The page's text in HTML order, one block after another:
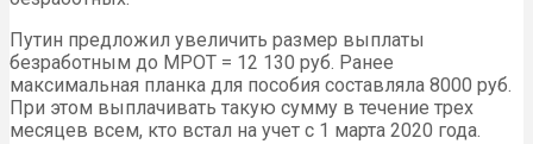
Путин предложил увеличить размер выплаты
безработным до МРОТ = 12 130 руб. Ранее
максимальная планка для пособия составляла 8000 руб.
При этом выплачивать такую сумму в течение трех
месяцев всем, кто встал на учет с 1 марта 2020 года.